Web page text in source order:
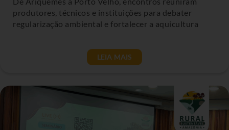
produtores, técnicos e instituições para debater
regularização ambiental e fortalecer a aquicultura
LEIA MAIS